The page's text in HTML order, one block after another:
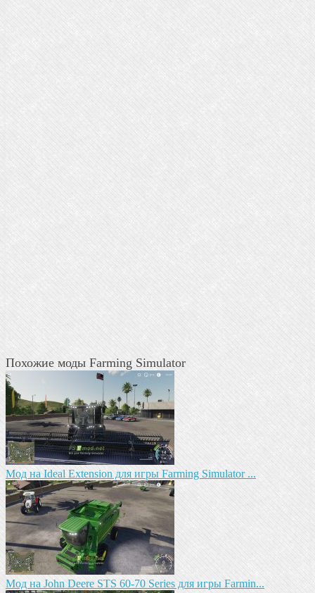
Похожие моды Farming Simulator
Mод на Ideal Extension для игры Farming Simulator ...
Moд на John Deere STS 60-70 Series для игры Farmin...